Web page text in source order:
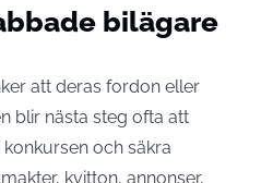
bilägare
att deras fordon eller
blir nästa steg ofta att
och säkra
kvitton, annonser,